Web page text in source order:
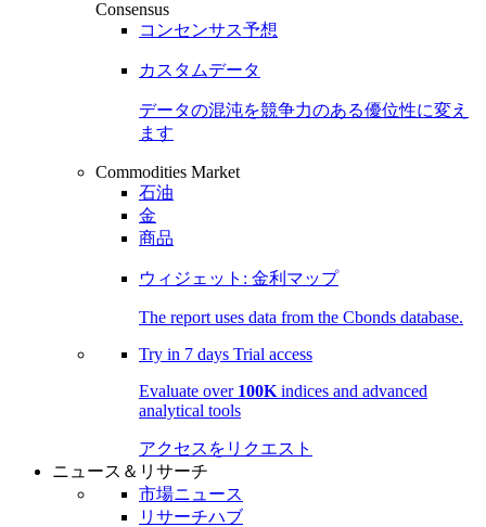
Consensus
コンセンサス予想
カスタムデータ
データの混沌を競争力のある優位性に変え
ます
Commodities Market
石油
金
商品
ウィジェット: 金利マップ
The report uses data from the Cbonds database.
Try in 7 days Trial access
Evaluate over 100K indices and advanced
analytical tools
アクセスをリクエスト
ニュース＆リサーチ
市場ニュース
リサーチハブ